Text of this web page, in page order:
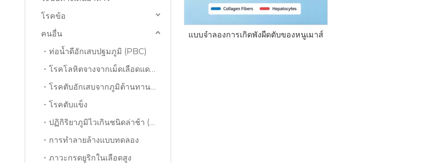
โรคข้อ
คนอื่น
ท่อน้ำดีอักเสบปฐมภูมิ (PBC)
โรคโลหิตจางจากเม็ดเลือดแดงแตกอัตโนมัติ (AIHA)
โรคตับอักเสบจากภูมิต้านทานตนเอง (AIH)
โรคตับแข็ง
ปฏิกิริยาภูมิไวเกินชนิดล่าช้า (DTH)
การทำลายล้างแบบทดลอง
ภาวะกรดยูริกในเลือดสูง
แบบจำลองการเกิดพังผืดตับของหนูเมาส์